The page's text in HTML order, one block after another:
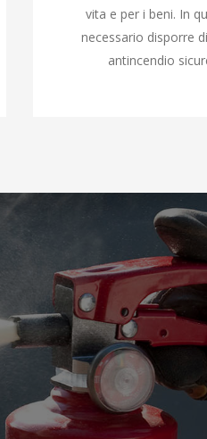
vita e per i beni. In
necessario disporre
antincendio